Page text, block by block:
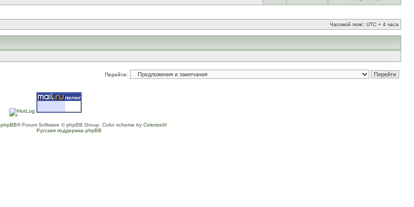
Часовой пояс: UTC + 4 часа
Перейти:
phpBB® Forum Software © phpBB Group. Color scheme by ColorizeIt!
Русская поддержка phpBB